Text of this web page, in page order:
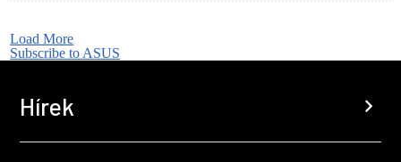
Load More
Subscribe to ASUS
Hírek chevron_right